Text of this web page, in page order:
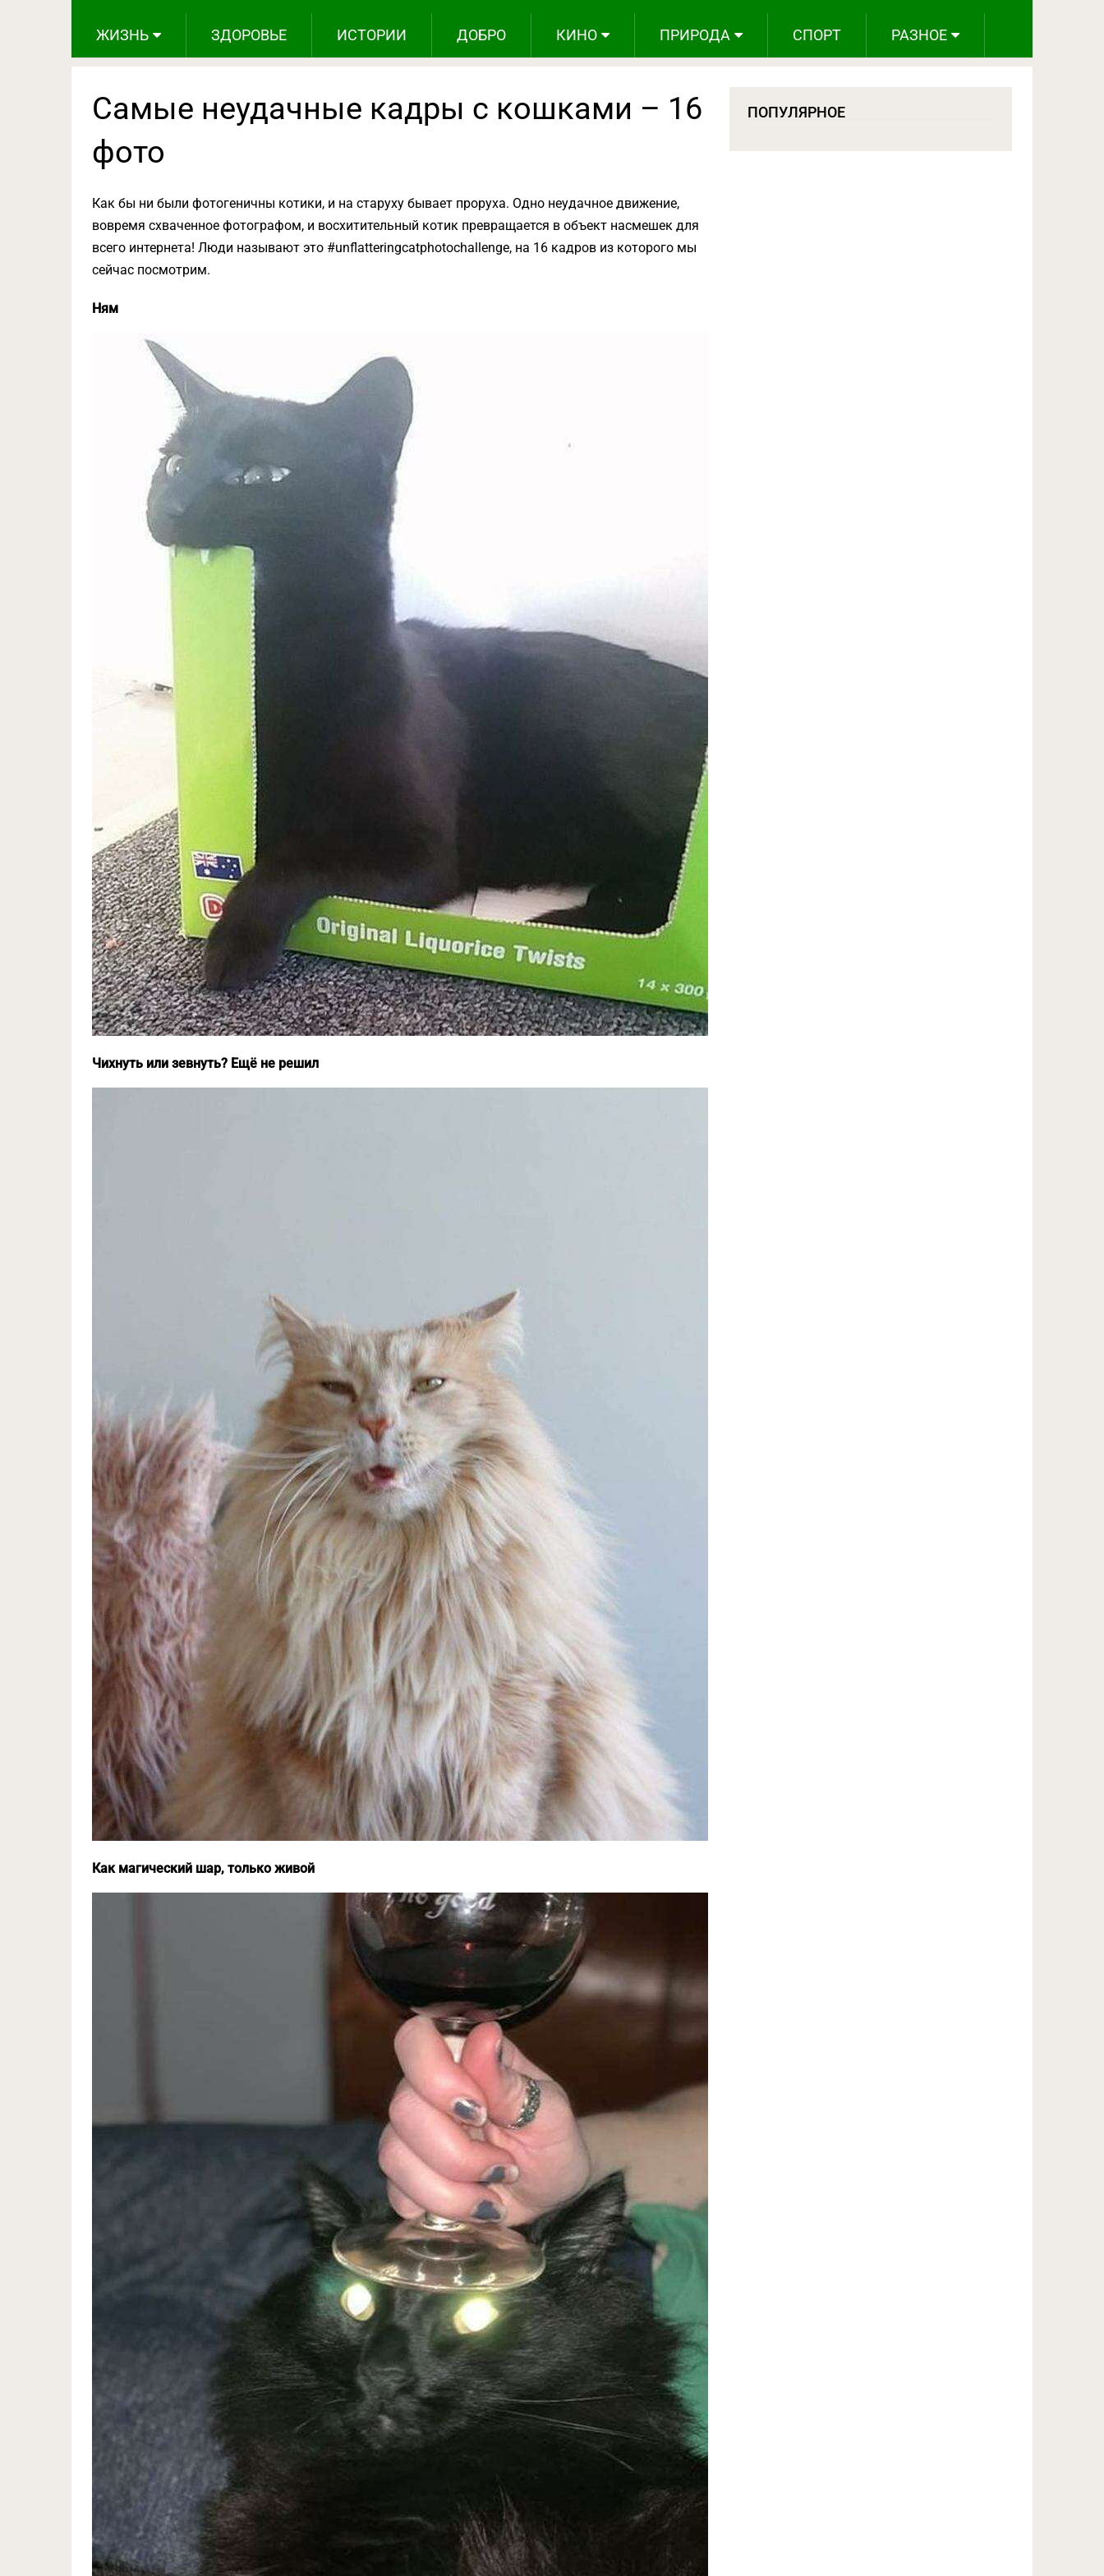
ЖИЗНЬ ЗДОРОВЬЕ ИСТОРИИ ДОБРО КИНО ПРИРОДА СПОРТ РАЗНОЕ
Самые неудачные кадры с кошками – 16
фото
Как бы ни были фотогеничны котики, и на старуху бывает проруха. Одно неудачное движение,
вовремя схваченное фотографом, и восхитительный котик превращается в объект насмешек для
всего интернета! Люди называют это #unflatteringcatphotochallenge, на 16 кадров из которого мы
сейчас посмотрим.
Ням
Чихнуть или зевнуть? Ещё не решил
Как магический шар, только живой
ПОПУЛЯРНОЕ